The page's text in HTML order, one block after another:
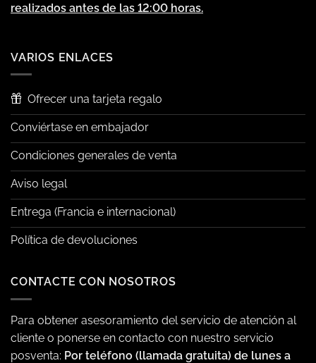
realizados antes de las 12:00 horas.
VARIOS ENLACES
Ofrecer una tarjeta regalo
Conviértase en embajador
Condiciones generales de venta
Aviso legal
Entrega (Francia e internacional)
Política de devoluciones
CONTACTE CON NOSOTROS
Para obtener asesoramiento del servicio de atención al
cliente o ponerse en contacto con nuestro servicio
posventa: Por teléfono (llamada gratuita) de lunes a